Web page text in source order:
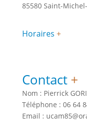
85580 Saint-
Horaires +
Contact +
Nom : Pierrick
Téléphone : 06 64
Email :